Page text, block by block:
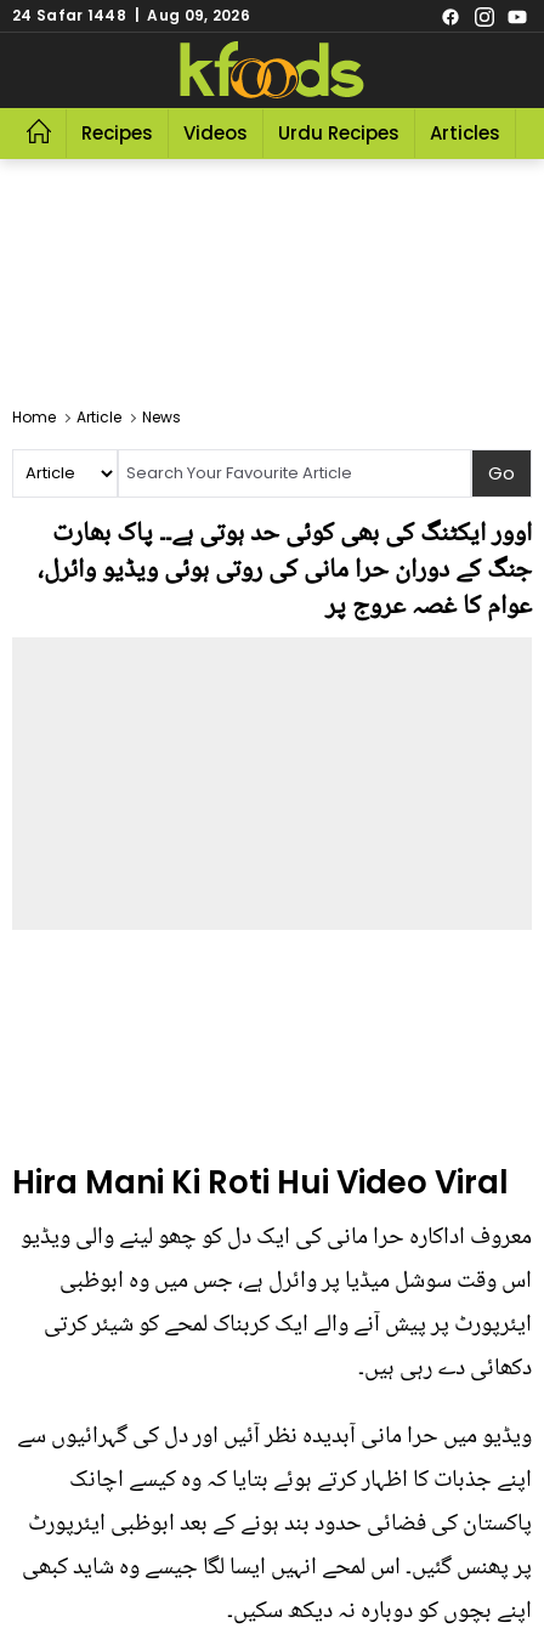
24 Safar 1448 | Aug 09, 2026
Recipes Videos Urdu Recipes Articles
Home Article News
اوور ایکٹنگ کی بھی کوئی حد ہوتی ہے۔۔ پاک بھارت
جنگ کے دوران حرا مانی کی روتی ہوئی ویڈیو وائرل،
عوام کا غصہ عروج پر
Hira Mani Ki Roti Hui Video Viral
معروف اداکارہ حرا مانی کی ایک دل کو چھو لینے والی ویڈیو
اس وقت سوشل میڈیا پر وائرل ہے، جس میں وہ ابوظبی
ایئرپورٹ پر پیش آنے والے ایک کربناک لمحے کو شیئر کرتی
دکھائی دے رہی ہیں۔
ویڈیو میں حرا مانی آبدیدہ نظر آئیں اور دل کی گہرائیوں سے
اپنے جذبات کا اظہار کرتے ہوئے بتایا کہ وہ کیسے اچانک
پاکستان کی فضائی حدود بند ہونے کے بعد ابوظبی ایئرپورٹ
پر پھنس گئیں۔ اس لمحے انہیں ایسا لگا جیسے وہ شاید کبھی
اپنے بچوں کو دوبارہ نہ دیکھ سکیں۔